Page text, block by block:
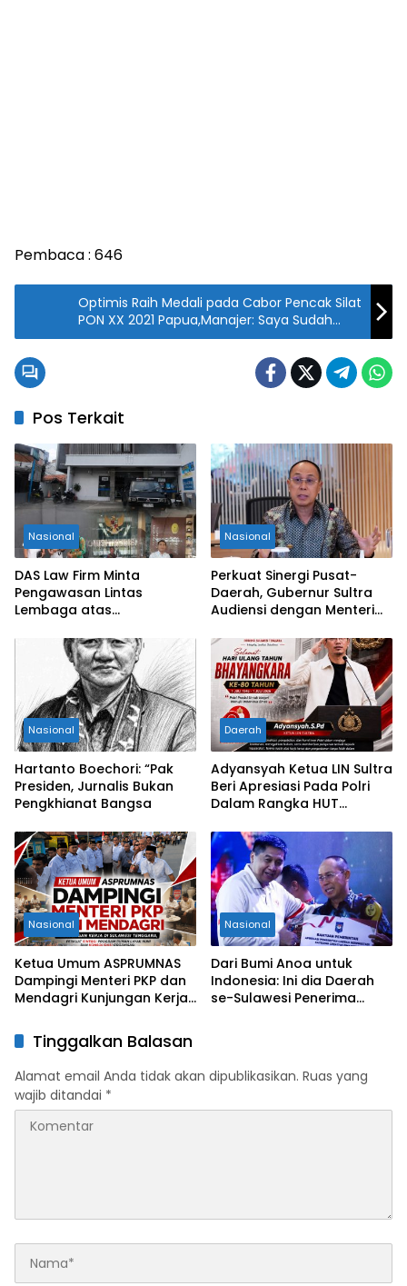
Pembaca : 646
Optimis Raih Medali pada Cabor Pencak Silat
PON XX 2021 Papua,Manajer: Saya Sudah
Yakin
Pos Terkait
Nasional
DAS Law Firm Minta
Pengawasan Lintas
Lembaga atas
Objek Sengketa di
Pengadilan Negeri Jakarta
Nasional
Perkuat Sinergi Pusat-
Daerah, Gubernur Sultra
Audiensi dengan Menteri
Nasional
Hartanto Boechori: “Pak
Presiden, Jurnalis Bukan
Pengkhianat Bangsa
Daerah
Adyansyah Ketua LIN Sultra
Beri Apresiasi Pada Polri
Dalam Rangka HUT
Nasional
Ketua Umum ASPRUMNAS
Dampingi Menteri PKP dan
Mendagri Kunjungan Kerja
Program Rumah Layak Huni
dan Konsolidasi Organisasi
Nasional
Dari Bumi Anoa untuk
Indonesia: Ini dia Daerah
se-Sulawesi Penerima
Tinggalkan Balasan
Alamat email Anda tidak akan dipublikasikan. Ruas yang
wajib ditandai *